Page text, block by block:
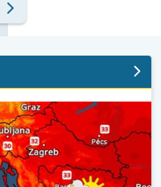
vrlo vruć. . .